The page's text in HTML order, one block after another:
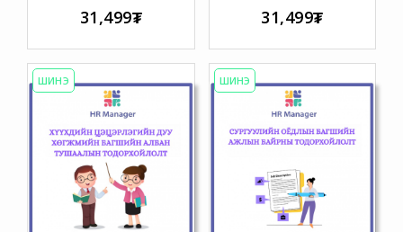
АЖЛЫН
БАЙРНЫ
ТОДОРХОЙЛОЛТ
31,499₮
ТАМИРЫН
БАГШИЙН
АЛБАН
ТУШААЛЫН
ТОДОРХОЙЛОЛТ
31,499₮
ШИНЭ ШИНЭ